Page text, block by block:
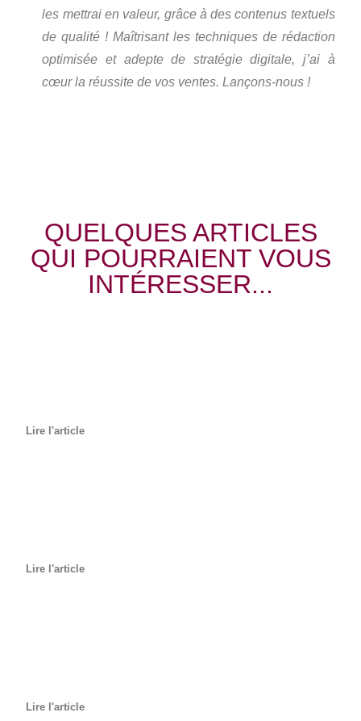
les mettrai en valeur, grâce à des contenus textuels
de qualité ! Maîtrisant les techniques de rédaction
optimisée et adepte de stratégie digitale, j’ai à
cœur la réussite de vos ventes. Lançons-nous !
QUELQUES ARTICLES
QUI POURRAIENT VOUS
INTÉRESSER...
Lire l'article
Lire l'article
Lire l'article